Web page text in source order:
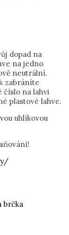
dopad na
na jedno
neutrální.
zabráníte
číslo na lahvi
plastové lahve.
uhlíkovou
brčka